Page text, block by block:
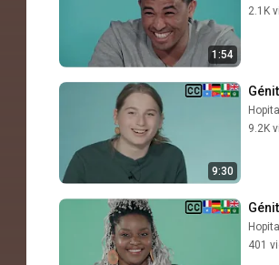
1:54
2.1K
9:30
9.2K
401